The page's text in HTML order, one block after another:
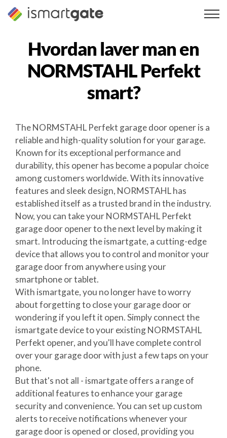
Spring
Hvordan laver man en
NORMSTAHL Perfekt
smart?
The NORMSTAHL Perfekt garage door opener is a
reliable and high-quality solution for your garage.
Known for its exceptional performance and
durability, this opener has become a popular choice
among customers worldwide. With its innovative
features and sleek design, NORMSTAHL has
established itself as a trusted brand in the industry.
Now, you can take your NORMSTAHL Perfekt
garage door opener to the next level by making it
smart. Introducing the ismartgate, a cutting-edge
device that allows you to control and monitor your
garage door from anywhere using your
smartphone or tablet.
With ismartgate, you no longer have to worry
about forgetting to close your garage door or
wondering if you left it open. Simply connect the
ismartgate device to your existing NORMSTAHL
Perfekt opener, and you'll have complete control
over your garage door with just a few taps on your
phone.
But that's not all - ismartgate offers a range of
additional features to enhance your garage
security and convenience. You can set up custom
alerts to receive notifications whenever your
garage door is opened or closed, providing you